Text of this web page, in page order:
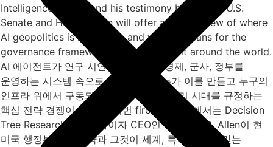
Intelligence Center and his testimony before the U.S.
Senate and House, Allen will offer a candid view of where
AI geopolitics is headed — and what it means for the
governance frameworks now being built around the world.
AI 에이전트가 연구 시연 단계를 넘어 경제, 군사, 정부를
운영하는 시스템 속으로 진입하면서, 누가 이를 만들고 누구의
인프라 위에서 구동되는가라는 문제는 우리 시대를 규정하는
핵심 전략 경쟁이 되었다. 이번 fireside chat에서는 Decision
Tree Research의 설립자이자 CEO인 Gregory C. Allen이 현
미국 행정부의 AI 전략과 그것이 세계, 특히 한국에 갖는